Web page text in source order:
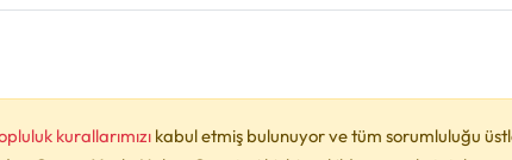
kurallarımızı kabul etmiş bulunuyor ve tüm sorumluluğu